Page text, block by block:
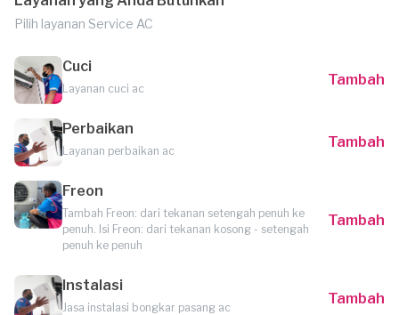
Pilih layanan Service AC
Cuci
Layanan cuci ac
Tambah
Perbaikan
Layanan perbaikan ac
Tambah
Freon
Tambah Freon: dari tekanan setengah penuh ke
penuh. Isi Freon: dari tekanan kosong - setengah
penuh ke penuh
Tambah
Instalasi
Jasa instalasi bongkar pasang ac
Tambah